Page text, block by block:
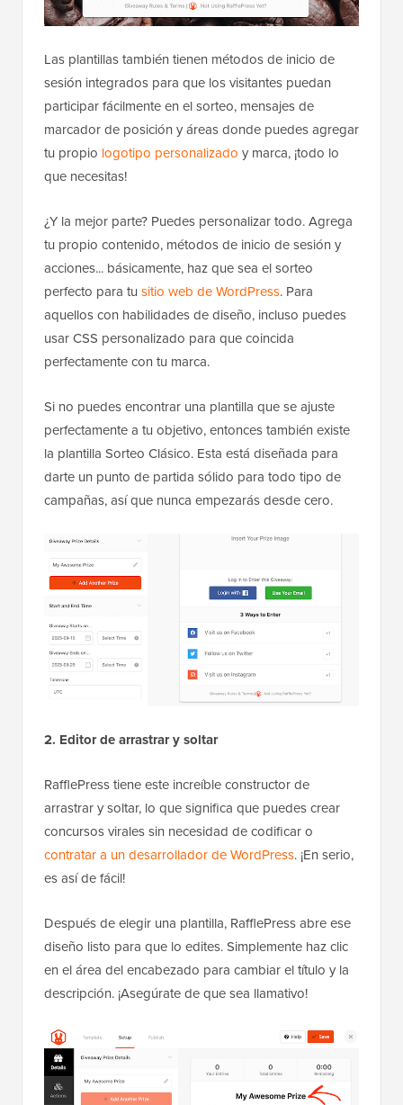
Las plantillas también tienen métodos de inicio de
sesión integrados para que los visitantes puedan
participar fácilmente en el sorteo, mensajes de
marcador de posición y áreas donde puedes agregar
tu propio logotipo personalizado y marca, ¡todo lo
que necesitas!
¿Y la mejor parte? Puedes personalizar todo. Agrega
tu propio contenido, métodos de inicio de sesión y
acciones... básicamente, haz que sea el sorteo
perfecto para tu sitio web de WordPress. Para
aquellos con habilidades de diseño, incluso puedes
usar CSS personalizado para que coincida
perfectamente con tu marca.
Si no puedes encontrar una plantilla que se ajuste
perfectamente a tu objetivo, entonces también existe
la plantilla Sorteo Clásico. Esta está diseñada para
darte un punto de partida sólido para todo tipo de
campañas, así que nunca empezarás desde cero.
2. Editor de arrastrar y soltar
RafflePress tiene este increíble constructor de
arrastrar y soltar, lo que significa que puedes crear
concursos virales sin necesidad de codificar o
contratar a un desarrollador de WordPress. ¡En serio,
es así de fácil!
Después de elegir una plantilla, RafflePress abre ese
diseño listo para que lo edites. Simplemente haz clic
en el área del encabezado para cambiar el título y la
descripción. ¡Asegúrate de que sea llamativo!